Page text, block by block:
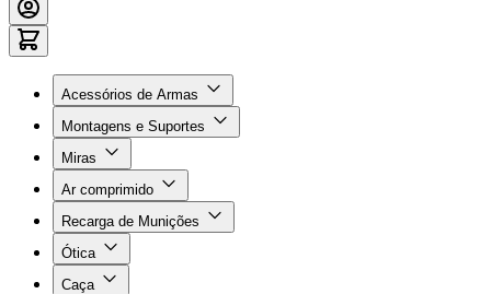
Acessórios de Armas
Montagens e Suportes
Miras
Ar comprimido
Recarga de Munições
Ótica
Caça